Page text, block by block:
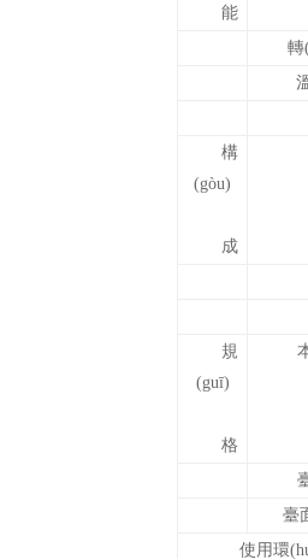
能
轉
構
(gòu)
成
規
(guī)
格
臺
使用環